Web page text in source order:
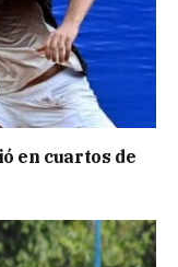
en cuartos de